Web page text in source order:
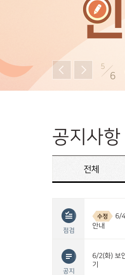
5
6
공지사항
전체
점검
수정
6/
안내
공지
6/2(화) 보
기